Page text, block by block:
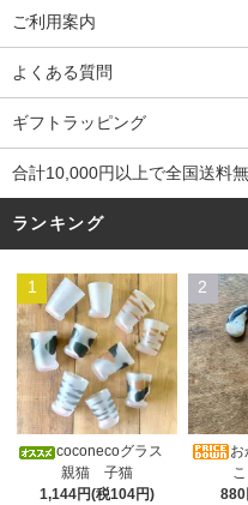
ご利用案内
よくある質問
ギフトラッピング
合計10,000円以上で全国送料
ランキング
1
coconecoグラス
親猫 子猫
1,144円(税104円)
2